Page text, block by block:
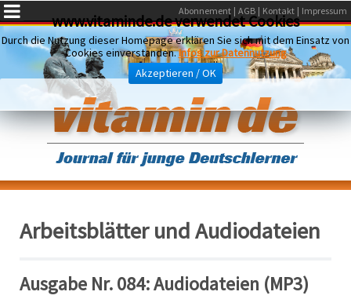
Abonnement AGB Kontakt Impressum
Arbeitsblätter und Audiodateien
Ausgabe Nr. 084: Audiodateien (MP3)
www.vitaminde.de verwendet Cookies
Durch die Nutzung dieser Homepage erklären Sie sich mit dem Einsatz von
Cookies einverstanden.Infos zur Datennutzung
Akzeptieren / OK